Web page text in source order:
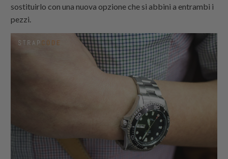
sostituirlo con una nuova opzione che si abbini a entrambi i
pezzi.